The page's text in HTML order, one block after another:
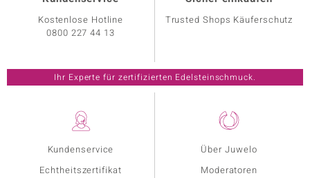
Kundenservice
Echtheitszertifikat
Über Juwelo
Moderatoren
Kostenlose Hotline
0800 227 44 13
Trusted Shops Käuferschutz
Ihr Experte für zertifizierten Edelsteinschmuck.